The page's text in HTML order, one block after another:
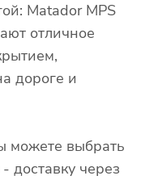
Matador MPS
отличное
дороге и
можете выбрать
доставку через